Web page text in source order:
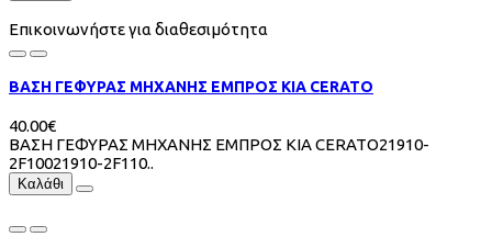
Επικοινωνήστε για διαθεσιμότητα
ΒΑΣΗ ΓΕΦΥΡΑΣ ΜΗΧΑΝΗΣ ΕΜΠΡΟΣ KIA CERATO
40.00€
ΒΑΣΗ ΓΕΦΥΡΑΣ ΜΗΧΑΝΗΣ ΕΜΠΡΟΣ KIA CERATO21910-
2F10021910-2F110..
Καλάθι